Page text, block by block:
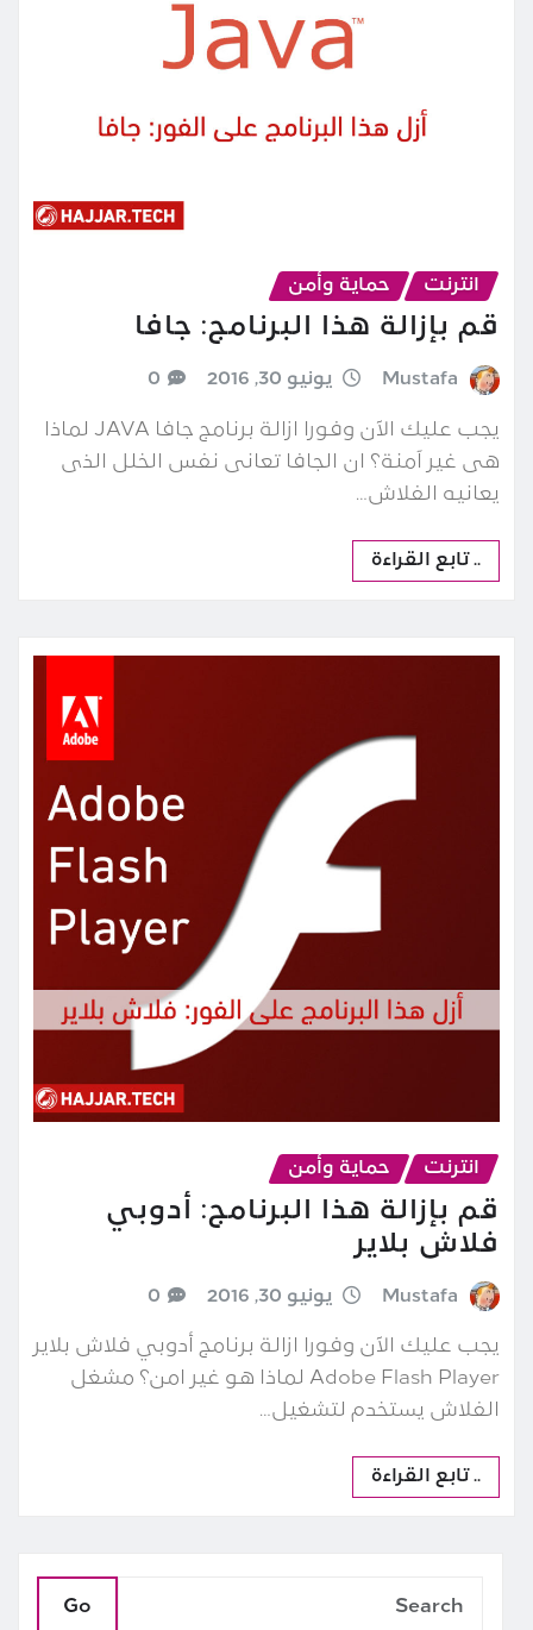
انترنت حماية وأمن
قم بإزالة هذا البرنامج: جافا
Mustafa يونيو 30, 2016 0
يجب عليك الآن وفورا ازالة برنامج جافا JAVA لماذا
هى غير آمنة؟ ان الجافا تعانى نفس الخلل الذى
يعانيه الفلاش…
.. تابع القراءة
انترنت حماية وأمن
قم بإزالة هذا البرنامج: أدوبي
فلاش بلاير
Mustafa يونيو 30, 2016 0
يجب عليك الآن وفورا ازالة برنامج أدوبي فلاش بلاير
Adobe Flash Player لماذا هو غير امن؟ مشغل
الفلاش يستخدم لتشغيل…
.. تابع القراءة
Go